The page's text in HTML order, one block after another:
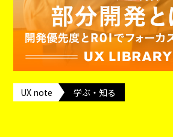
UX note 学ぶ・知る